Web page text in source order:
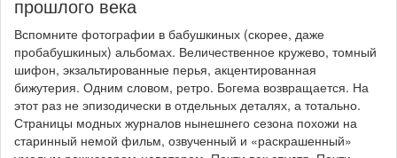
прошлого века
Вспомните фотографии в бабушкиных (скорее, даже
пробабушкиных) альбомах. Величественное кружево, томный
шифон, экзальтированные перья, акцентированная
бижутерия. Одним словом, ретро. Богема возвращается. На
этот раз не эпизодически в отдельных деталях, а тотально.
Страницы модных журналов нынешнего сезона похожи на
старинный немой фильм, озвученный и «раскрашенный»